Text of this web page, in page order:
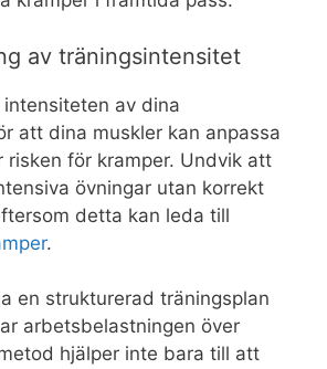
av träningsintensitet
av dina
att dina muskler kan anpassa
risken för kramper. Undvik att
övningar utan korrekt
detta kan leda till
.
en strukturerad träningsplan
arbetsbelastningen över
hjälper inte bara till att